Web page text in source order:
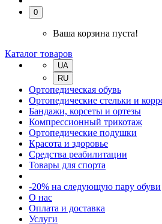
0
Ваша корзина пуста!
Каталог товаров
UA
RU
Ортопедическая обувь
Ортопедические стельки и
Бандажи, корсеты и ортезы
Компрессионный трикотаж
Ортопедические подушки
Красота и здоровье
Средства реабилитации
Товары для спорта
-20% на следующую пару обуви
О нас
Оплата и доставка
Услуги